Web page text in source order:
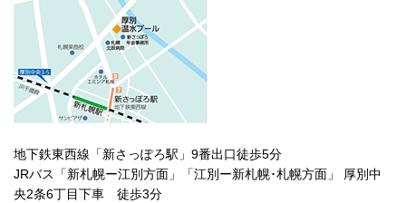
地下鉄東西線「新さっぽろ駅」9番出口徒歩5分
JRバス「新札幌ー江別方面」「江別ー新札幌･札幌方面」 厚別中
央2条6丁目下車 徒歩3分